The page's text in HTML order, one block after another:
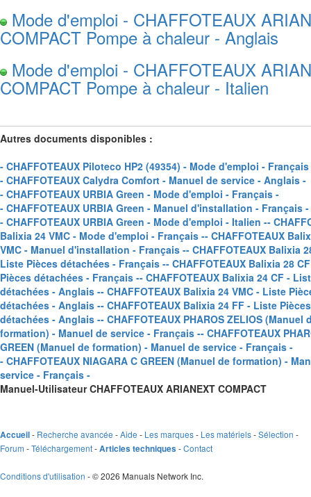
Mode d'emploi - CHAFFOTEAUX
COMPACT Pompe à chaleur - Anglais
Mode d'emploi - CHAFFOTEAUX
COMPACT Pompe à chaleur - Italien
Autres documents disponibles :
- CHAFFOTEAUX Piloteco HP2 (49354) - Mode d'emploi -
- CHAFFOTEAUX Calydra Comfort - Manuel de service - Anglais -
- CHAFFOTEAUX URBIA Green - Mode d'emploi - Français -
- CHAFFOTEAUX URBIA Green - Manuel d'installation - Français -
- CHAFFOTEAUX URBIA Green - Mode d'emploi - Italien --
Balixia 24 VMC - Mode d'emploi - Français -- CHAFFOTEAUX
VMC - Manuel d'installation - Français -- CHAFFOTEAUX Balixia
Liste Pièces détachées - Français -- CHAFFOTEAUX Balixia 28
Pièces détachées - Français -- CHAFFOTEAUX Balixia 24 CF -
détachées - Anglais -- CHAFFOTEAUX Balixia 24 VMC - Liste
détachées - Anglais -- CHAFFOTEAUX Balixia 24 FF - Liste Pièces
détachées - Anglais -- CHAFFOTEAUX PHAROS ZELIOS (Manuel
formation) - Manuel de service - Français -- CHAFFOTEAUX
GREEN (Manuel de formation) - Manuel de service - Français -
- CHAFFOTEAUX NIAGARA C GREEN (Manuel de formation) -
service - Français -
Manuel-Utilisateur CHAFFOTEAUX ARIANEXT COMPACT
Accueil- Recherche avancée -Aide - Les marques- Les matériels-Sélection -
Forum -Téléchargement-Articles techniques -Contact
Conditions d'utilisation - © 2026 Manuals Network Inc.